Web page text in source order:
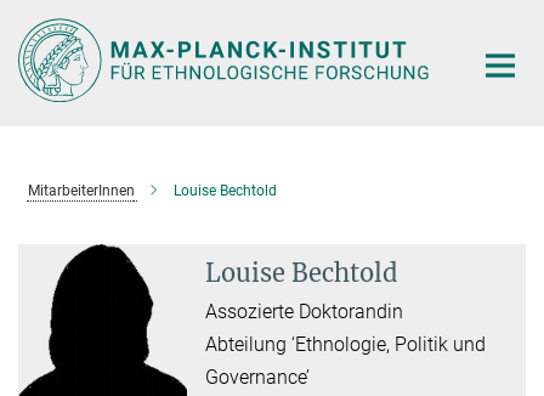
Hauptinhalt
MitarbeiterInnen Louise Bechtold
Louise Bechtold
Assozierte Doktorandin
Abteilung ‘Ethnologie, Politik und
Governance’